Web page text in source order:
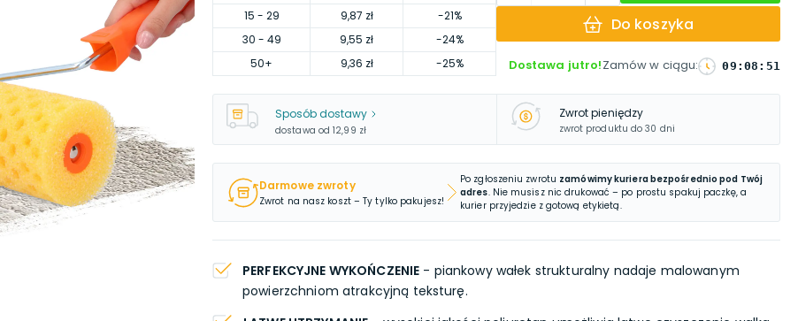
15 - 29 9,87 zł
-21%
30 - 49 9,55 zł
-24%
50+ 9,36 zł -25%
Do koszyka
Dostawa jutro!Zamów w ciągu: 09 : 08 : 50
Sposób dostawy
dostawa od 12,99 zł
Zwrot pieniędzy
zwrot produktu do 30 dni
Darmowe zwroty
Zwrot na nasz koszt – Ty tylko pakujesz!
Po zgłoszeniu zwrotu zamówimy kuriera bezpośrednio pod Twój
adres. Nie musisz nic drukować – po prostu spakuj paczkę, a
kurier przyjedzie z gotową etykietą.
PERFEKCYJNE WYKOŃCZENIE - piankowy wałek strukturalny nadaje malowanym
powierzchniom atrakcyjną teksturę.